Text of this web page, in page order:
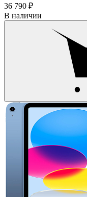
36 790 ₽
В наличии